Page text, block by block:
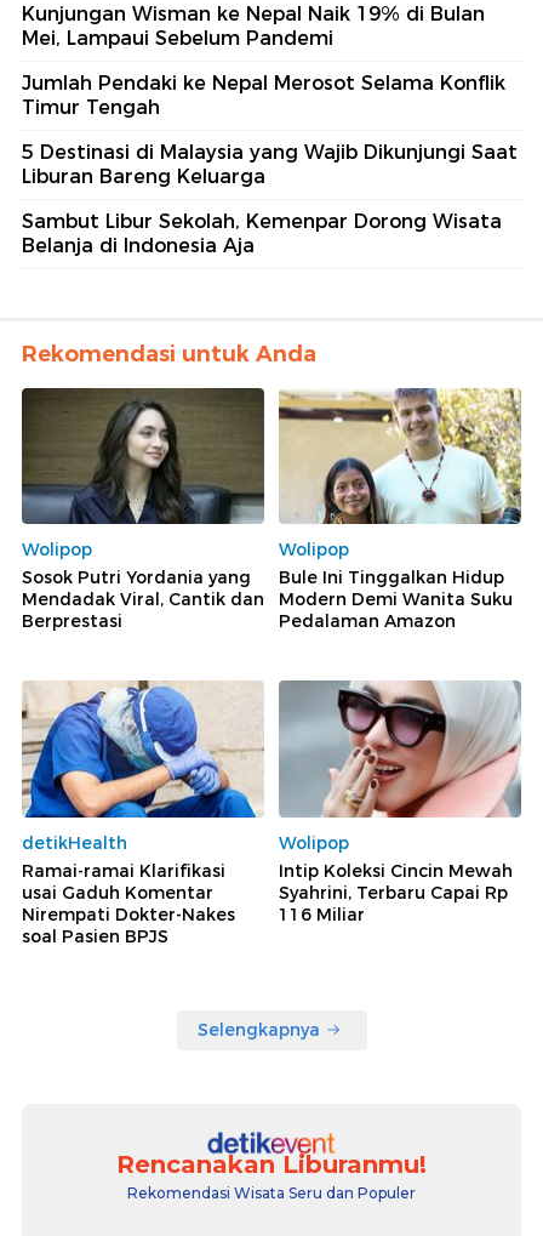
Kunjungan Wisman ke Nepal Naik 19% di Bulan
Mei, Lampaui Sebelum Pandemi
Jumlah Pendaki ke Nepal Merosot Selama Konflik
Timur Tengah
5 Destinasi di Malaysia yang Wajib Dikunjungi Saat
Liburan Bareng Keluarga
Sambut Libur Sekolah, Kemenpar Dorong Wisata
Belanja di Indonesia Aja
Rekomendasi untuk Anda
Wolipop
Sosok Putri Yordania yang
Mendadak Viral, Cantik dan
Berprestasi
Wolipop
Bule Ini Tinggalkan Hidup
Modern Demi Wanita Suku
Pedalaman Amazon
detikHealth
Ramai-ramai Klarifikasi
usai Gaduh Komentar
Nirempati Dokter-Nakes
soal Pasien BPJS
Wolipop
Intip Koleksi Cincin Mewah
Syahrini, Terbaru Capai Rp
116 Miliar
Selengkapnya
Rencanakan Liburanmu!
Rekomendasi Wisata Seru dan Populer